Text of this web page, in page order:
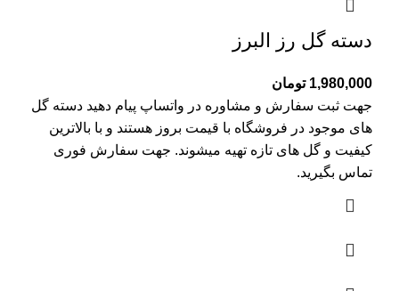
دسته گل رز البرز
1,980,000 تومان
جهت ثبت سفارش و مشاوره در واتساپ پیام دهید دسته گل
های موجود در فروشگاه با قیمت بروز هستند و با بالاترین
کیفیت و گل های تازه تهیه میشوند. جهت سفارش فوری
تماس بگیرید.